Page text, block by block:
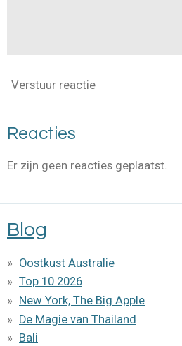
Verstuur reactie
Reacties
Er zijn geen reacties geplaatst.
Blog
Oostkust Australie
Top 10 2026
New York, The Big Apple
De Magie van Thailand
Bali